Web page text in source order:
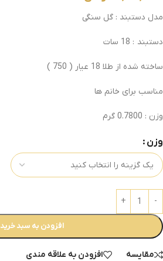
مدل دستبند : گل سنگی
دستبند : 18 سات
ساخته شده از طلا 18 عیار ( 750 )
مناسب برای خانم ها
وزن : 0.7800 گرم
وزن
افزودن به سبد خرید
مقایسه افزودن به علاقه مندی